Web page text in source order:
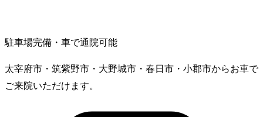
駐車場完備・車で通院可能
太宰府市・筑紫野市・大野城市・春日市・小郡市からお車で
ご来院いただけます。